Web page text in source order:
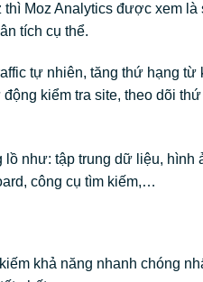
Moz Analytics được xem
tích cụ thể.
tự nhiên, tăng thứ hạng
kiểm tra site, theo dõi
như: tập trung dữ liệu, hình
công cụ tìm kiếm,…
khả năng nhanh chóng